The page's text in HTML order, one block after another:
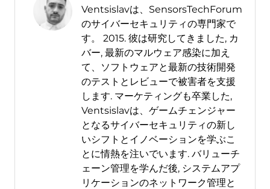
Ventsislavは、SensorsTechForum
のサイバーセキュリティの専門家で
す。 2015. 彼は研究してきました, カ
バー, 最新のマルウェア感染に加え
て、ソフトウェアと最新の技術開発
のテストとレビューで被害者を支援
します. マーケティングも卒業した,
Ventsislavは、ゲームチェンジャー
となるサイバーセキュリティの新し
いシフトとイノベーションを学ぶこ
とに情熱を注いでいます. バリューチ
ェーン管理を学んだ後, システムアプ
リケーションのネットワーク管理と